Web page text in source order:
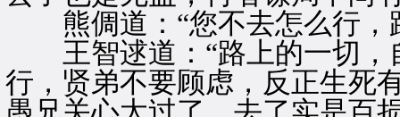
熊倜道：“您不去怎么行，
王智逑道：“路上的一切，
行，贤弟不要顾虑，反正生死